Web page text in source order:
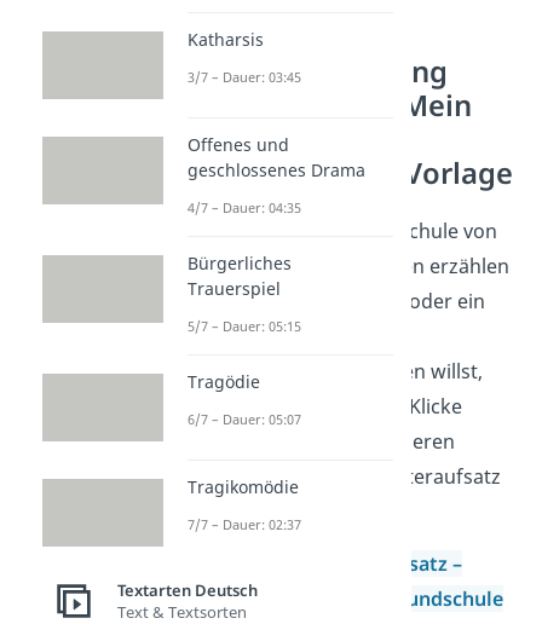
Erlebniserzählung
Grundschule – Mein
schönstes
Ferienerlebnis Vorlage
Wenn du in der Grundschule von
deinen Weihnachtsferien erzählen
oder über deine Ferien oder ein
besonderes
Ferienerlebnis
schreiben willst,
hilft dir unser
. Klicke
einfach hier, um dir unseren
Erlebniserzählung Musteraufsatz
herunterzuladen:
Meine Ferien Aufsatz –
Erlebniserzählung Grundschule
Katharsis
3/7 – Dauer: 03:45
Offenes und
geschlossenes Drama
4/7 – Dauer: 04:35
Bürgerliches
Trauerspiel
5/7 – Dauer: 05:15
Tragödie
6/7 – Dauer: 05:07
Tragikomödie
7/7 – Dauer: 02:37
Textarten Deutsch
Text & Textsorten